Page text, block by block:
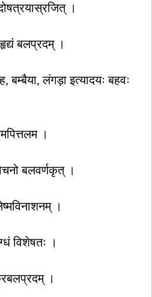
।
बलप्रदम् ।
लंगड़ा इत्यादयः बहवः
।
बलवर्णकृत् ।
।
विशेषतः ।
।